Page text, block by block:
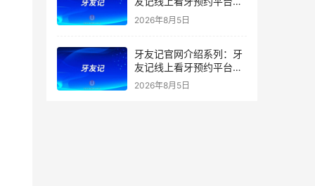
破口腔行业专业壁垒新手
友好零门槛
2026年8月5日
牙友记官网介绍系列：牙
友记线上看牙预约平台落
地同城就诊经验打破未知
2026年8月5日